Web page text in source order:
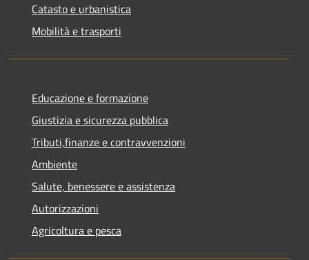
Catasto e urbanistica
Mobilità e trasporti
Educazione e formazione
Giustizia e sicurezza pubblica
Tributi,finanze e contravvenzioni
Ambiente
Salute, benessere e assistenza
Autorizzazioni
Agricoltura e pesca